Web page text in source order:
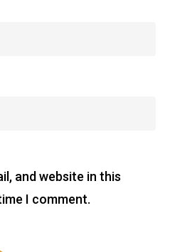
and website in this
I comment.